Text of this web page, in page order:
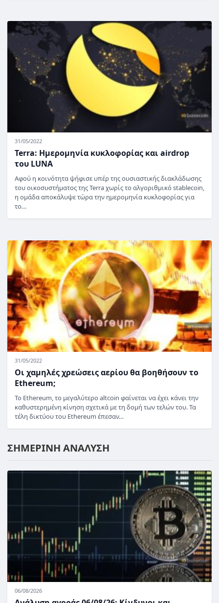
31/05/2022
Terra: Ημερομηνία κυκλοφορίας και airdrop
του LUNA
Αφού η κοινότητα ψήφισε υπέρ της ουσιαστικής διακλάδωσης
του οικοσυστήματος της Terra χωρίς το αλγοριθμικό stablecoin,
η ομάδα αποκάλυψε τώρα την ημερομηνία κυκλοφορίας για
το…
31/05/2022
Οι χαμηλές χρεώσεις αερίου θα βοηθήσουν το
Ethereum;
Το Ethereum, το μεγαλύτερο altcoin φαίνεται να έχει κάνει την
καθυστερημένη κίνηση σχετικά με τη δομή των τελών του. Τα
τέλη δικτύου του Ethereum έπεσαν…
ΣΗΜΕΡΙΝΗ ΑΝΑΛΥΣΗ
06/08/2026